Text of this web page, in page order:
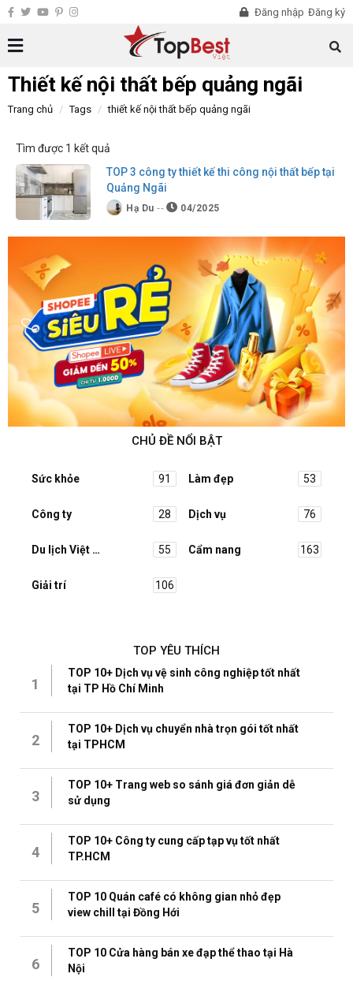
Đăng nhập Đăng ký
Thiết kế nội thất bếp quảng ngãi
Trang chủ Tags thiết kế nội thất bếp quảng ngãi
Tìm được 1 kết quả
TOP 3 công ty thiết kế thi công nội thất bếp tại
Quảng Ngãi
Hạ Du 04/2025
CHỦ ĐỀ NỔI BẬT
Sức khỏe 91 Làm đẹp 53
Công ty 28 Dịch vụ 76
Du lịch Việt Nam 55 Cẩm nang 163
Giải trí 106
TOP YÊU THÍCH
1
TOP 10+ Dịch vụ vệ sinh công nghiệp tốt nhất
tại TP Hồ Chí Minh
2
TOP 10+ Dịch vụ chuyển nhà trọn gói tốt nhất
tại TPHCM
3
TOP 10+ Trang web so sánh giá đơn giản dễ
sử dụng
4
TOP 10+ Công ty cung cấp tạp vụ tốt nhất
TP.HCM
5
TOP 10 Quán café có không gian nhỏ đẹp
view chill tại Đồng Hới
6
TOP 10 Cửa hàng bán xe đạp thể thao tại Hà
Nội